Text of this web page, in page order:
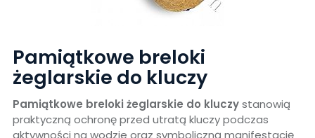
Pamiątkowe breloki
żeglarskie do kluczy
Pamiątkowe breloki żeglarskie do kluczystanowią
praktyczną ochronę przed utratą kluczy podczas
aktywności na wodzie oraz symboliczną manifestację